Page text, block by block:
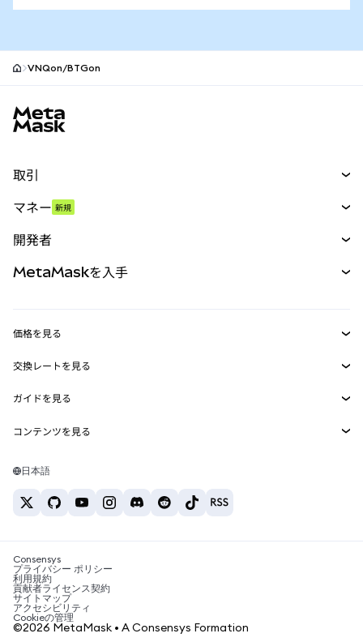
VNQon/BTGon
取引
パーペチュアル
RWA
マネー 新規
開発者
MetaMask Connect
Snaps
Web3サービス
MetaMaskを入手
セキュリティ
サポート
キャリア
お問い合わせ
価格を見る
イーサリアムの価格
Solanaの価格
Tetherの価格
交換レートを見る
ETH→USD
USDT→INR
BTC→INR
ETH→USDT
ガイドを見る
ETHの購入
USDTの購入
SHIBの購入
BNBの購入
コンテンツを見る
Solanaウォレット
税制関連ニュース
暗号資産の購入方法は？
ビットコインを売るには？
日本語
Consensys
プライバシー ポリシー
利用規約
貢献者ライセンス契約
サイトマップ
アクセシビリティ
Cookieの管理
©2026 MetaMask • A Consensys Formation